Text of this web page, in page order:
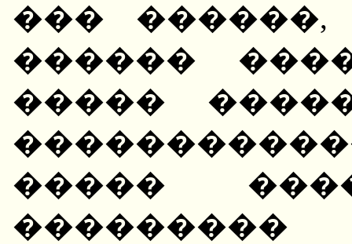
��� ������,
������
�����
�����